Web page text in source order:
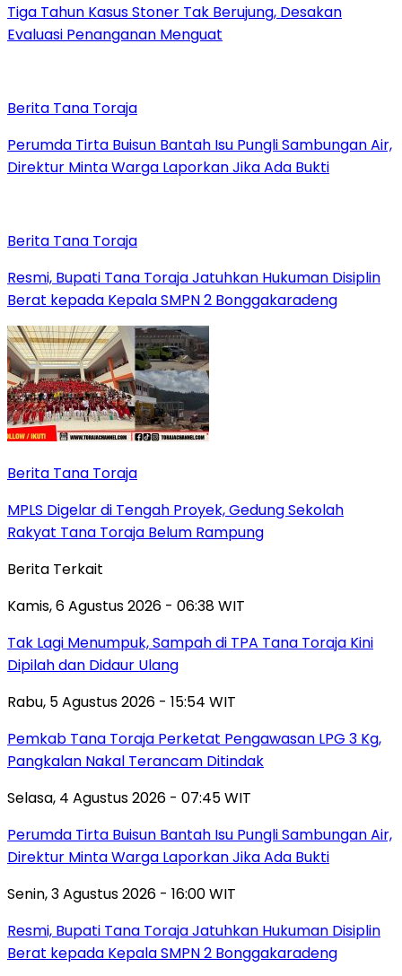
Tiga Tahun Kasus Stoner Tak Berujung, Desakan
Evaluasi Penanganan Menguat
Berita Tana Toraja
Perumda Tirta Buisun Bantah Isu Pungli Sambungan Air,
Direktur Minta Warga Laporkan Jika Ada Bukti
Berita Tana Toraja
Resmi, Bupati Tana Toraja Jatuhkan Hukuman Disiplin
Berat kepada Kepala SMPN 2 Bonggakaradeng
Berita Tana Toraja
MPLS Digelar di Tengah Proyek, Gedung Sekolah
Rakyat Tana Toraja Belum Rampung
Berita Terkait
Kamis, 6 Agustus 2026 - 06:38 WIT
Tak Lagi Menumpuk, Sampah di TPA Tana Toraja Kini
Dipilah dan Didaur Ulang
Rabu, 5 Agustus 2026 - 15:54 WIT
Pemkab Tana Toraja Perketat Pengawasan LPG 3 Kg,
Pangkalan Nakal Terancam Ditindak
Selasa, 4 Agustus 2026 - 07:45 WIT
Perumda Tirta Buisun Bantah Isu Pungli Sambungan Air,
Direktur Minta Warga Laporkan Jika Ada Bukti
Senin, 3 Agustus 2026 - 16:00 WIT
Resmi, Bupati Tana Toraja Jatuhkan Hukuman Disiplin
Berat kepada Kepala SMPN 2 Bonggakaradeng